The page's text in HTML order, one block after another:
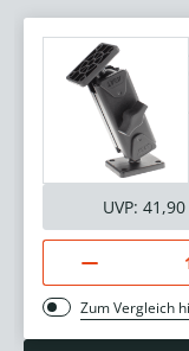
UVP:
Zum Vergleich